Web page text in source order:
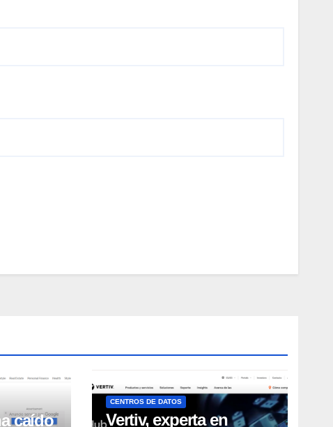
caído
CENTROS DE DATOS
Vertiv, experta en